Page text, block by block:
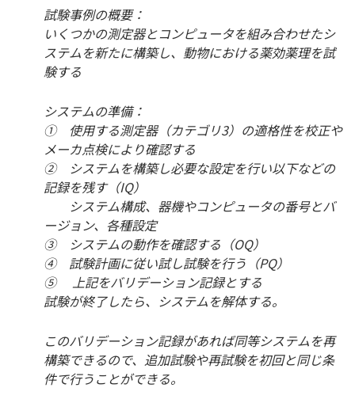
試験事例の概要：
いくつかの測定器とコンピュータを組み合わせたシ
ステムを新たに構築し、動物における薬効薬理を試
験する
システムの準備：
① 使用する測定器（カテゴリ3）の適格性を校正や
メーカ点検により確認する
② システムを構築し必要な設定を行い以下などの
記録を残す（IQ）
システム構成、器機やコンピュータの番号とバ
ージョン、各種設定
③ システムの動作を確認する（OQ）
④ 試験計画に従い試し試験を行う（PQ）
⑤ 上記をバリデーション記録とする
試験が終了したら、システムを解体する。
このバリデーション記録があれば同等システムを再
構築できるので、追加試験や再試験を初回と同じ条
件で行うことができる。